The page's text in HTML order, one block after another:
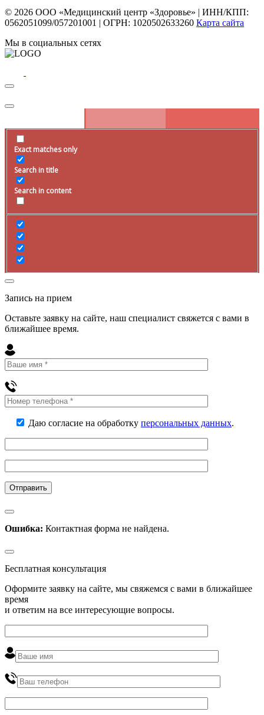
© 2026 ООО «Медицинский центр «Здоровье» | ИНН/КПП:
0562051099/057201001 | ОГРН: 1020502633260 Карта сайта
Мы в социальных сетях
Exact matches only
Search in title
Search in content
Запись на прием
Оставьте заявку на сайте, наш специалист свяжется с вами в
ближайшее время.
Даю согласие на обработку персональных данных.
Ошибка: Контактная форма не найдена.
Бесплатная консультация
Оформите заявку на сайте, мы свяжемся с вами в ближайшее
время
и ответим на все интересующие вопросы.